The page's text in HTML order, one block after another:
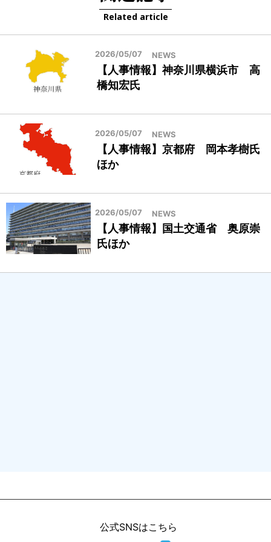
Related article
2026/05/07 NEWS
【人事情報】神奈川県横浜市 高
橋知宏氏
2026/05/07 NEWS
【人事情報】京都府 岡本孝樹氏
ほか
2026/05/07 NEWS
【人事情報】国土交通省 奥原崇
氏ほか
公式SNSはこちら